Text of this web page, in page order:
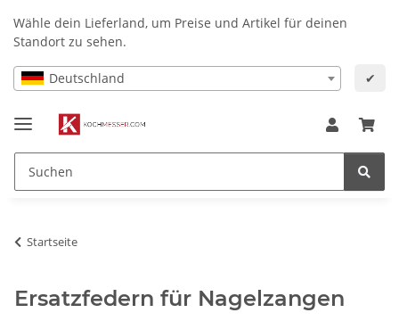
Wähle dein Lieferland, um Preise und Artikel für deinen
Standort zu sehen.
Deutschland ✔
Startseite
Ersatzfedern für Nagelzangen